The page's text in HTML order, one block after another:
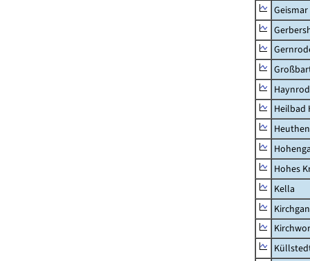
Geismar
Heilbad
Heuthen
Hohes
Kella